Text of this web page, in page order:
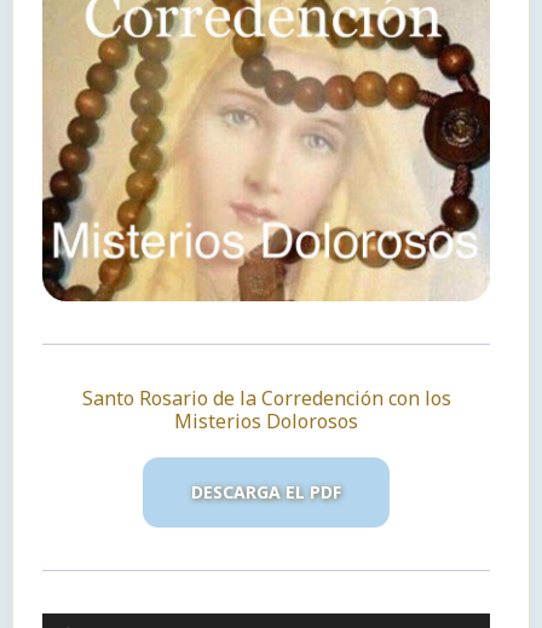
Santo Rosario de la Corredención con los
Misterios Dolorosos
DESCARGA EL PDF